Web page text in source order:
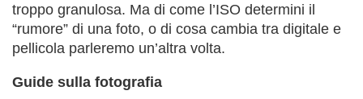
troppo granulosa. Ma di come l’ISO determini il
“rumore” di una foto, o di cosa cambia tra digitale e
pellicola parleremo un’altra volta.
Guide sulla fotografia